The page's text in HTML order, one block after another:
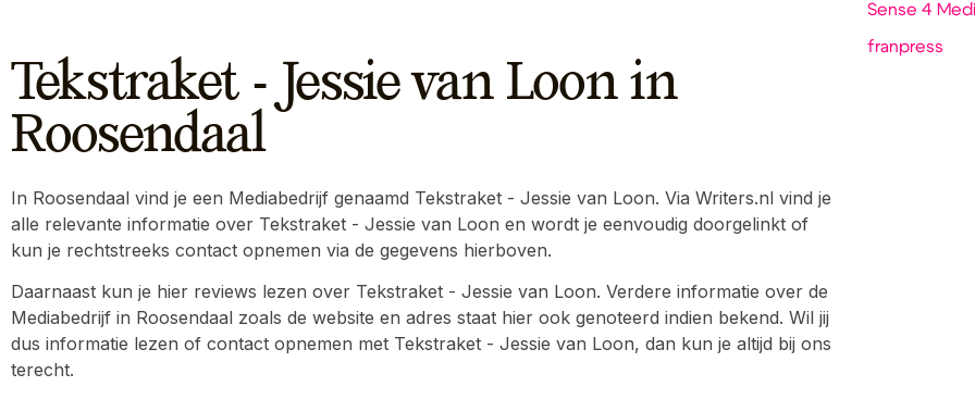
Tekstraket - Jessie van Loon in
Roosendaal
In Roosendaal vind je een Mediabedrijf genaamd Tekstraket - Jessie van Loon. Via Writers.nl vind je
alle relevante informatie over Tekstraket - Jessie van Loon en wordt je eenvoudig doorgelinkt of
kun je rechtstreeks contact opnemen via de gegevens hierboven.
Daarnaast kun je hier reviews lezen over Tekstraket - Jessie van Loon. Verdere informatie over de
Mediabedrijf in Roosendaal zoals de website en adres staat hier ook genoteerd indien bekend. Wil jij
dus informatie lezen of contact opnemen met Tekstraket - Jessie van Loon, dan kun je altijd bij ons
terecht.
Sense 4
franpress